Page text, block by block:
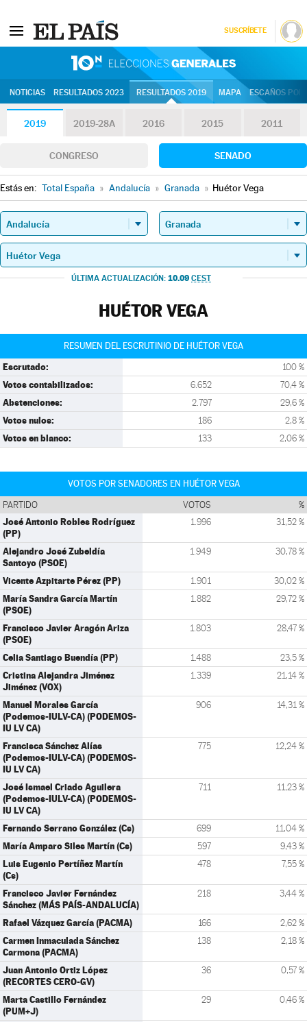
SUSCRÍBETE
NOTICIAS RESULTADOS 2023 RESULTADOS 2019 MAPA ESCAÑOS
2019 2019-28A 2016 2015 2011
CONGRESO SENADO
Estás en: Total España » Andalucía » Granada » Huétor Vega
ÚLTIMA ACTUALIZACIÓN: 10.09 CEST
HUÉTOR VEGA
RESUMEN DEL ESCRUTINIO DE HUÉTOR VEGA
Escrutado: 100 %
Votos contabilizados: 6.652 70,4 %
Abstenciones: 2.797 29,6 %
Votos nulos: 186 2,8 %
Votos en blanco: 133 2,06 %
VOTOS POR SENADORES EN HUÉTOR VEGA
PARTIDO VOTOS %
José Antonio Robles Rodríguez
(PP)
1.996 31,52 %
Alejandro José Zubeldía
Santoyo (PSOE)
1.949 30,78 %
Vicente Azpitarte Pérez (PP) 1.901 30,02 %
María Sandra García Martín
(PSOE)
1.882 29,72 %
Francisco Javier Aragón Ariza
(PSOE)
1.803 28,47 %
Celia Santiago Buendía (PP) 1.488 23,5 %
Cristina Alejandra Jiménez
Jiménez (VOX)
1.339 21,14 %
Manuel Morales García
(Podemos-IULV-CA) (PODEMOS-
IU LV CA)
906 14,31 %
Francisca Sánchez Alías
(Podemos-IULV-CA) (PODEMOS-
IU LV CA)
775 12,24 %
José Ismael Criado Aguilera
(Podemos-IULV-CA) (PODEMOS-
IU LV CA)
711 11,23 %
Fernando Serrano González (Cs) 699 11,04 %
María Amparo Siles Martín (Cs) 597 9,43 %
Luis Eugenio Pertíñez Martín
(Cs)
478 7,55 %
Francisco Javier Fernández
Sánchez (MÁS PAÍS-ANDALUCÍA)
218 3,44 %
Rafael Vázquez García (PACMA) 166 2,62 %
Carmen Inmaculada Sánchez
Carmona (PACMA)
138 2,18 %
Juan Antonio Ortiz López
(RECORTES CERO-GV)
36 0,57 %
Marta Castillo Fernández
(PUM+J)
29 0,46 %